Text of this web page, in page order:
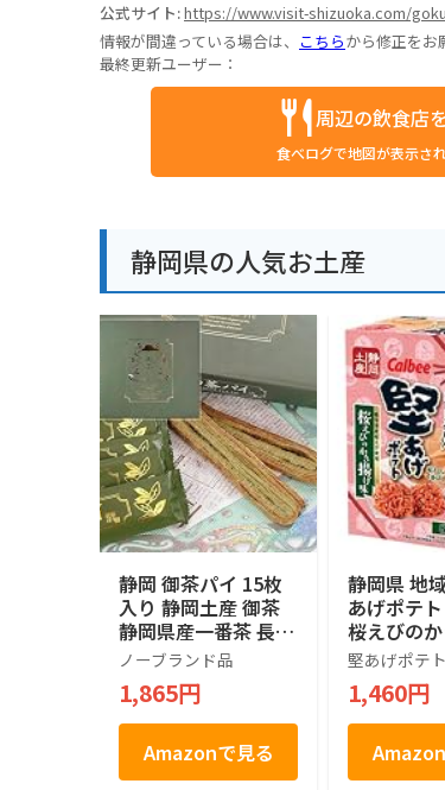
公式サイト:https://www.visit-shizuoka.com/
情報が間違っている場合は、 こちらから修正をお
最終更新ユーザー：
周辺の飲食店
食べログで地図が表示され
静岡県の人気お土産
静岡 御茶パイ 15枚
入り 静岡土産 御茶
静岡県産一番茶 長登
屋
ノーブランド品
1,865円
Amazonで見る
静岡県 地
あげポテ
桜えびの
120g
堅あげポテト
1,460円